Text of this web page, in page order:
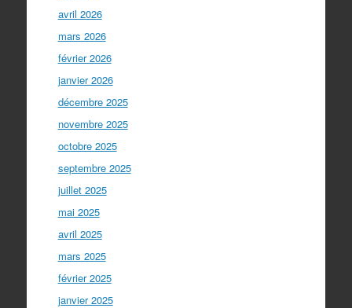
avril 2026
mars 2026
février 2026
janvier 2026
décembre 2025
novembre 2025
octobre 2025
septembre 2025
juillet 2025
mai 2025
avril 2025
mars 2025
février 2025
janvier 2025